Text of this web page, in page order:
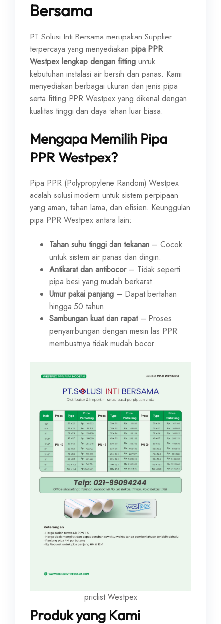
Bersama
PT Solusi Inti Bersama merupakan Supplier
terpercaya yang menyediakan pipa PPR
Westpex lengkap dengan fitting untuk
kebutuhan instalasi air bersih dan panas. Kami
menyediakan berbagai ukuran dan jenis pipa
serta fitting PPR Westpex yang dikenal dengan
kualitas tinggi dan daya tahan luar biasa.
Mengapa Memilih Pipa
PPR Westpex?
Pipa PPR (Polypropylene Random) Westpex
adalah solusi modern untuk sistem perpipaan
yang aman, tahan lama, dan efisien. Keunggulan
pipa PPR Westpex antara lain:
Tahan suhu tinggi dan tekanan – Cocok
untuk sistem air panas dan dingin.
Antikarat dan antibocor– Tidak seperti
pipa besi yang mudah berkarat.
Umur pakai panjang – Dapat bertahan
hingga 50 tahun.
Sambungan kuat dan rapat– Proses
penyambungan dengan mesin las PPR
membuatnya tidak mudah bocor.
priclist Westpex
Produk yang Kami